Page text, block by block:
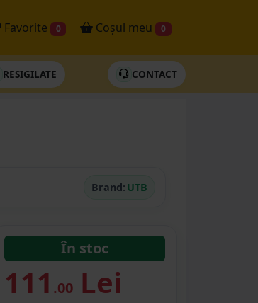
Favorite 0 Coșul meu 0
RESIGILATE CONTACT
Brand: UTB
În stoc
111 .00 Lei